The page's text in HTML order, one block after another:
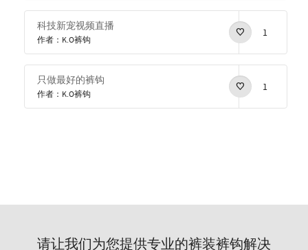
科技新宠视频直播
作者：K.O裤钩
1
只做最好的裤钩
作者：K.O裤钩
1
请让我们为您提供专业的裤装裤钩解决